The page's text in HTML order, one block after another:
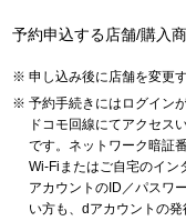
予約申込する店舗/購入
申し込み後に店舗を変更
予約手続きにはログイン
ドコモ回線にてアクセス
です。ネットワーク暗証
Wi-Fiまたはご自宅のイン
アカウントのID／パスワ
い方も、dアカウントの発